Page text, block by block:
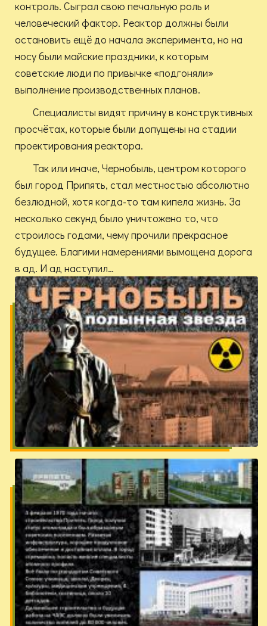
контроль. Сыграл свою печальную роль и
человеческий фактор. Реактор должны были
остановить ещё до начала эксперимента, но на
носу были майские праздники, к которым
советские люди по привычке «подгоняли»
выполнение производственных планов.
Специалисты видят причину в конструктивных
просчётах, которые были допущены на стадии
проектирования реактора.
Так или иначе, Чернобыль, центром которого
был город Припять, стал местностью абсолютно
безлюдной, хотя когда-то там кипела жизнь. За
несколько секунд было уничтожено то, что
строилось годами, чему прочили прекрасное
будущее. Благими намерениями вымощена дорога
в ад. И ад наступил…